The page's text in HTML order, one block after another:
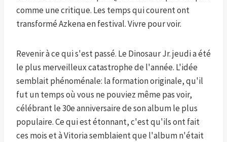
comme une critique. Les temps qui courent ont
transformé Azkena en festival. Vivre pour voir.
Revenir à ce qui s'est passé. Le Dinosaur Jr. jeudi a été
le plus merveilleux catastrophe de l'année. L'idée
semblait phénoménale: la formation originale, qu'il
fut un temps où vous ne pouviez même pas voir,
célébrant le 30e anniversaire de son album le plus
populaire. Ce qui est étonnant, c'est qu'ils ont fait
ces mois et à Vitoria semblaient que l'album n'était